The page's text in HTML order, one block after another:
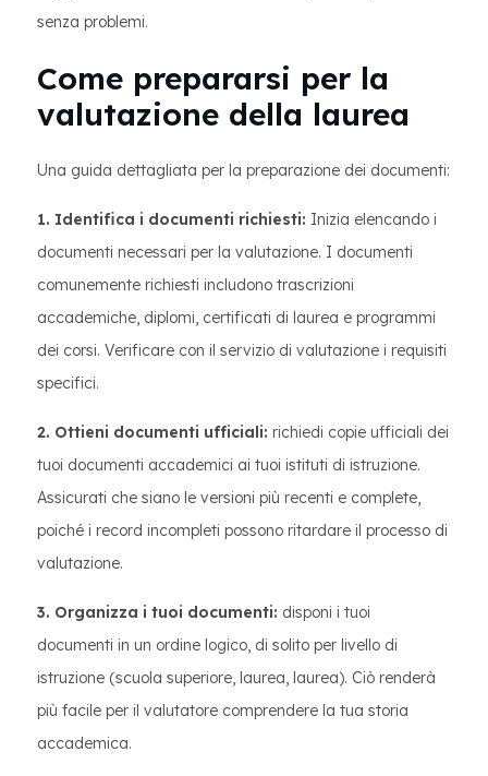
senza problemi.
Come prepararsi per la
valutazione della laurea
Una guida dettagliata per la preparazione dei documenti:
1. Identifica i documenti richiesti: Inizia elencando i
documenti necessari per la valutazione. I documenti
comunemente richiesti includono trascrizioni
accademiche, diplomi, certificati di laurea e programmi
dei corsi. Verificare con il servizio di valutazione i requisiti
specifici.
2. Ottieni documenti ufficiali: richiedi copie ufficiali dei
tuoi documenti accademici ai tuoi istituti di istruzione.
Assicurati che siano le versioni più recenti e complete,
poiché i record incompleti possono ritardare il processo di
valutazione.
3. Organizza i tuoi documenti: disponi i tuoi
documenti in un ordine logico, di solito per livello di
istruzione (scuola superiore, laurea, laurea). Ciò renderà
più facile per il valutatore comprendere la tua storia
accademica.